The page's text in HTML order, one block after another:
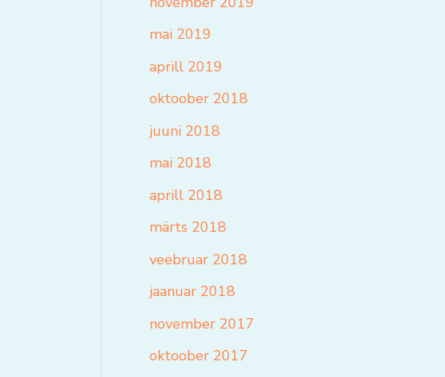
mai 2019
aprill 2019
oktoober 2018
juuni 2018
mai 2018
aprill 2018
märts 2018
veebruar 2018
jaanuar 2018
november 2017
oktoober 2017